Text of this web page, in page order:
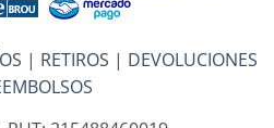
| RETIROS | DEVOLUCIONES